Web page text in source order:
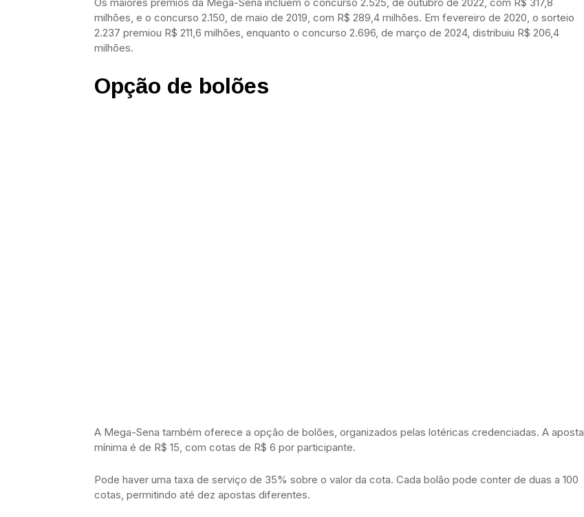
milhões, e o concurso 2.150, de maio de 2019, com R$ 289,4 milhões. Em fevereiro de 2020, o sorteio
2.237 premiou R$ 211,6 milhões, enquanto o concurso 2.696, de março de 2024, distribuiu R$ 206,4
milhões.
Opção de bolões
A Mega-Sena também oferece a opção de bolões, organizados pelas lotéricas credenciadas. A aposta
mínima é de R$ 15, com cotas de R$ 6 por participante.
Pode haver uma taxa de serviço de 35% sobre o valor da cota. Cada bolão pode conter de duas a 100
cotas, permitindo até dez apostas diferentes.